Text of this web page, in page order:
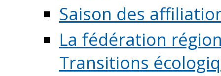
Saison des
La fédération
Transitions